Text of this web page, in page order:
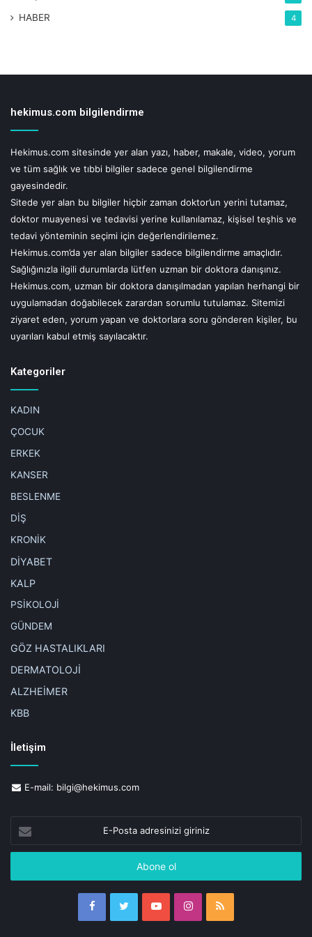
• Soya fasulyesi
UYARI!
Hekimus.com sitesinde yer alan yazı, haber, makale, video, yorum ve tüm
sağlık ve tıbbi bilgiler sadece genel bilgilendirme gayesindedir.
Sitede yer alan bu bilgiler hiçbir zaman doktor'un yerini tutamaz, doktor
yönteminin seçimi için değerlendirilemez.
Hekimus.com'da yer alan bilgiler sadece bilgilendirme amaçlıdır.
Sağlığınızla ilgili durumlarda lütfen uzman bir doktora danışınız.
Hekimus.com, uzman bir doktora danışılmadan yapılan herhangi bir
uygulamadan doğabilecek zarardan sorumlu tutulamaz. Sitemizi ziyaret
eden, yorum yapan ve doktorlara soru gönderen kişiler, bu uyarıları kabul
etmiş sayılacaktır.
Etiketler cocuklarda büyüme geriligi colyak
cölyak belirtileri
gaz ve karında siskinlik
halsizlik
HABER 4
hekimus.com bilgilendirme
Hekimus.com sitesinde yer alan yazı, haber, makale, video, yorum
ve tüm sağlık ve tıbbi bilgiler sadece genel bilgilendirme
gayesindedir.
Sitede yer alan bu bilgiler hiçbir zaman doktor’un yerini tutamaz,
doktor muayenesi ve tedavisi yerine kullanılamaz, kişisel teşhis ve
tedavi yönteminin seçimi için değerlendirilemez.
Hekimus.com’da yer alan bilgiler sadece bilgilendirme amaçlıdır.
Sağlığınızla ilgili durumlarda lütfen uzman bir doktora danışınız.
Hekimus.com, uzman bir doktora danışılmadan yapılan herhangi bir
uygulamadan doğabilecek zarardan sorumlu tutulamaz. Sitemizi
ziyaret eden, yorum yapan ve doktorlara soru gönderen kişiler, bu
uyarıları kabul etmiş sayılacaktır.
Kategoriler
KADIN
ÇOCUK
ERKEK
KANSER
BESLENME
DİŞ
KRONİK
DİYABET
KALP
PSİKOLOJİ
GÜNDEM
GÖZ HASTALIKLARI
DERMATOLOJİ
ALZHEİMER
KBB
İletişim
E-mail: bilgi@hekimus.com
Posta
adresinizi
FacebookTwitterYouTubeInstagram